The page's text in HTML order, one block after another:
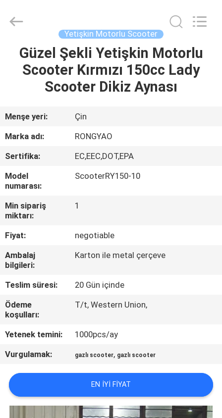
ÜRÜN:%
HAKKIMIZDA
FABRIKA
TURU
KALITE
KONTROL
BIZIMLE
ILETIŞIME
ISTEĞI
SITE
HARITASI
Vehicle
Co.,Ltd.
Yetişkin Motorlu Scooter
Güzel Şekli Yetişkin Motorlu
Scooter Kırmızı 150cc Lady
Scooter Dikiz Aynası
Menşe yeri:
Çin
Marka adı:
RONGYAO
Sertifika:
EC,EEC,DOT,EPA
Model
numarası:
ScooterRY150-10
Min sipariş
miktarı:
1
Fiyat:
negotiable
Ambalaj
bilgileri:
Karton ile metal çerçeve
Teslim süresi:
20 Gün içinde
Ödeme
koşulları:
T/t, Western Union,
Yetenek temini:
1000pcs/ay
Vurgulamak:
gazlı scooter, gazlı scooter
EN IYI FIYAT